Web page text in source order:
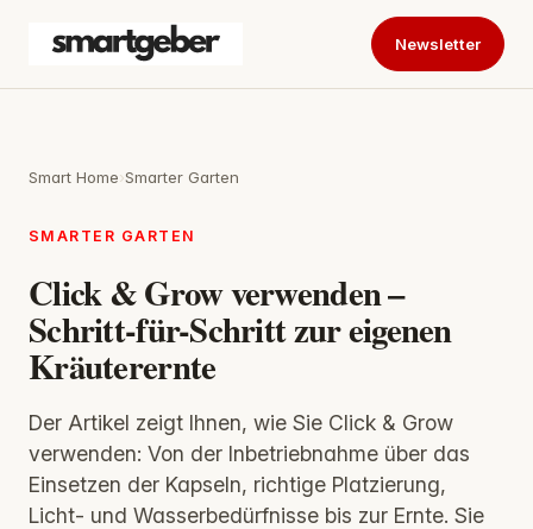
Newsletter
Smart Home›Smarter Garten
SMARTER GARTEN
Click & Grow verwenden –
Schritt-für-Schritt zur eigenen
Kräuterernte
Der Artikel zeigt Ihnen, wie Sie Click & Grow
verwenden: Von der Inbetriebnahme über das
Einsetzen der Kapseln, richtige Platzierung,
Licht- und Wasserbedürfnisse bis zur Ernte. Sie